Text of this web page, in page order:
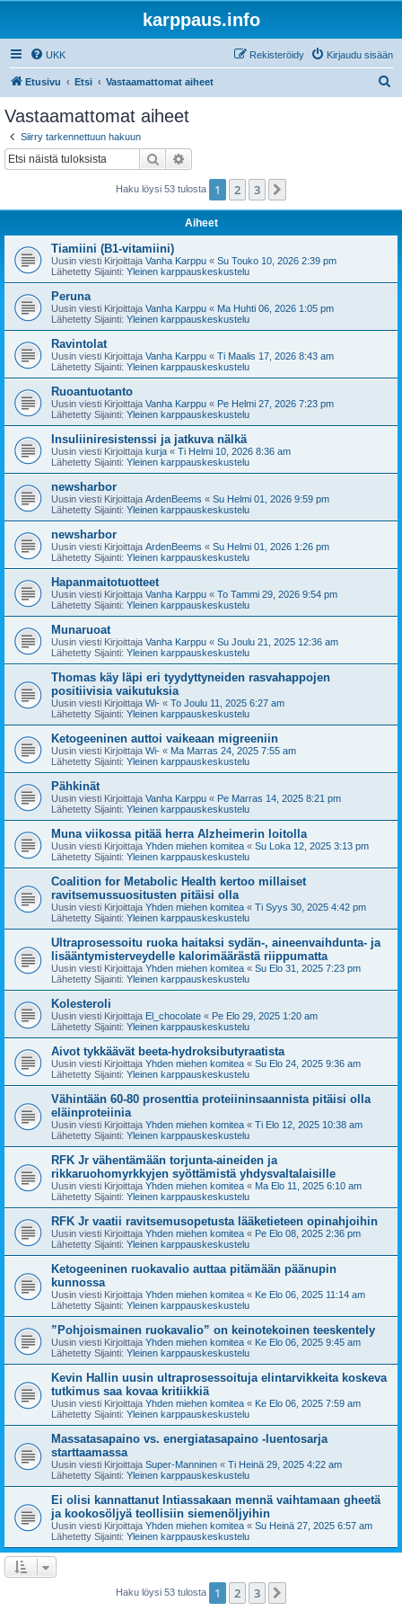
karppaus.info
UKK Kirjaudu sisään
Rekisteröidy
Etusivu Etsi Vastaamattomat aiheet
Vastaamattomat aiheet
Siirry tarkennettuun hakuun
Etsi
Haku löysi 53 tulosta 1 2 3
Aiheet
Tiamiini (B1-vitamiini)
Uusin viesti Kirjoittaja Vanha Karppu « Su Touko 10, 2026 2:39 pm
Lähetetty Sijainti: Yleinen karppauskeskustelu
Peruna
Uusin viesti Kirjoittaja Vanha Karppu « Ma Huhti 06, 2026 1:05 pm
Lähetetty Sijainti: Yleinen karppauskeskustelu
Ravintolat
Uusin viesti Kirjoittaja Vanha Karppu « Ti Maalis 17, 2026 8:43 am
Lähetetty Sijainti: Yleinen karppauskeskustelu
Ruoantuotanto
Uusin viesti Kirjoittaja Vanha Karppu « Pe Helmi 27, 2026 7:23 pm
Lähetetty Sijainti: Yleinen karppauskeskustelu
Insuliiniresistenssi ja jatkuva nälkä
Uusin viesti Kirjoittaja kurja « Ti Helmi 10, 2026 8:36 am
Lähetetty Sijainti: Yleinen karppauskeskustelu
newsharbor
Uusin viesti Kirjoittaja ArdenBeems « Su Helmi 01, 2026 9:59 pm
Lähetetty Sijainti: Yleinen karppauskeskustelu
newsharbor
Uusin viesti Kirjoittaja ArdenBeems « Su Helmi 01, 2026 1:26 pm
Lähetetty Sijainti: Yleinen karppauskeskustelu
Hapanmaitotuotteet
Uusin viesti Kirjoittaja Vanha Karppu « To Tammi 29, 2026 9:54 pm
Lähetetty Sijainti: Yleinen karppauskeskustelu
Munaruoat
Uusin viesti Kirjoittaja Vanha Karppu « Su Joulu 21, 2025 12:36 am
Lähetetty Sijainti: Yleinen karppauskeskustelu
Thomas käy läpi eri tyydyttyneiden rasvahappojen
positiivisia vaikutuksia
Uusin viesti Kirjoittaja Wi- « To Joulu 11, 2025 6:27 am
Lähetetty Sijainti: Yleinen karppauskeskustelu
Ketogeeninen auttoi vaikeaan migreeniin
Uusin viesti Kirjoittaja Wi- « Ma Marras 24, 2025 7:55 am
Lähetetty Sijainti: Yleinen karppauskeskustelu
Pähkinät
Uusin viesti Kirjoittaja Vanha Karppu « Pe Marras 14, 2025 8:21 pm
Lähetetty Sijainti: Yleinen karppauskeskustelu
Muna viikossa pitää herra Alzheimerin loitolla
Uusin viesti Kirjoittaja Yhden miehen komitea « Su Loka 12, 2025 3:13 pm
Lähetetty Sijainti: Yleinen karppauskeskustelu
Coalition for Metabolic Health kertoo millaiset
ravitsemussuositusten pitäisi olla
Uusin viesti Kirjoittaja Yhden miehen komitea « Ti Syys 30, 2025 4:42 pm
Lähetetty Sijainti: Yleinen karppauskeskustelu
Ultraprosessoitu ruoka haitaksi sydän-, aineenvaihdunta- ja
lisääntymisterveydelle kalorimäärästä riippumatta
Uusin viesti Kirjoittaja Yhden miehen komitea « Su Elo 31, 2025 7:23 pm
Lähetetty Sijainti: Yleinen karppauskeskustelu
Kolesteroli
Uusin viesti Kirjoittaja El_chocolate « Pe Elo 29, 2025 1:20 am
Lähetetty Sijainti: Yleinen karppauskeskustelu
Aivot tykkäävät beeta-hydroksibutyraatista
Uusin viesti Kirjoittaja Yhden miehen komitea « Su Elo 24, 2025 9:36 am
Lähetetty Sijainti: Yleinen karppauskeskustelu
Vähintään 60-80 prosenttia proteiininsaannista pitäisi olla
eläinproteiinia
Uusin viesti Kirjoittaja Yhden miehen komitea « Ti Elo 12, 2025 10:38 am
Lähetetty Sijainti: Yleinen karppauskeskustelu
RFK Jr vähentämään torjunta-aineiden ja
rikkaruohomyrkkyjen syöttämistä yhdysvaltalaisille
Uusin viesti Kirjoittaja Yhden miehen komitea « Ma Elo 11, 2025 6:10 am
Lähetetty Sijainti: Yleinen karppauskeskustelu
RFK Jr vaatii ravitsemusopetusta lääketieteen opinahjoihin
Uusin viesti Kirjoittaja Yhden miehen komitea « Pe Elo 08, 2025 2:36 pm
Lähetetty Sijainti: Yleinen karppauskeskustelu
Ketogeeninen ruokavalio auttaa pitämään päänupin
kunnossa
Uusin viesti Kirjoittaja Yhden miehen komitea « Ke Elo 06, 2025 11:14 am
Lähetetty Sijainti: Yleinen karppauskeskustelu
”Pohjoismainen ruokavalio” on keinotekoinen teeskentely
Uusin viesti Kirjoittaja Yhden miehen komitea « Ke Elo 06, 2025 9:45 am
Lähetetty Sijainti: Yleinen karppauskeskustelu
Kevin Hallin uusin ultraprosessoituja elintarvikkeita koskeva
tutkimus saa kovaa kritiikkiä
Uusin viesti Kirjoittaja Yhden miehen komitea « Ke Elo 06, 2025 7:59 am
Lähetetty Sijainti: Yleinen karppauskeskustelu
Massatasapaino vs. energiatasapaino -luentosarja
starttaamassa
Uusin viesti Kirjoittaja Super-Manninen « Ti Heinä 29, 2025 4:22 am
Lähetetty Sijainti: Yleinen karppauskeskustelu
Ei olisi kannattanut Intiassakaan mennä vaihtamaan gheetä
ja kookosöljyä teollisiin siemenöljyihin
Uusin viesti Kirjoittaja Yhden miehen komitea « Su Heinä 27, 2025 6:57 am
Lähetetty Sijainti: Yleinen karppauskeskustelu
Haku löysi 53 tulosta 1 2 3